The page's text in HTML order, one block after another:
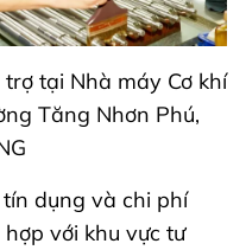
tại Nhà máy Cơ khí
Tăng Nhơn Phú,
dụng và chi phí
với khu vực tư